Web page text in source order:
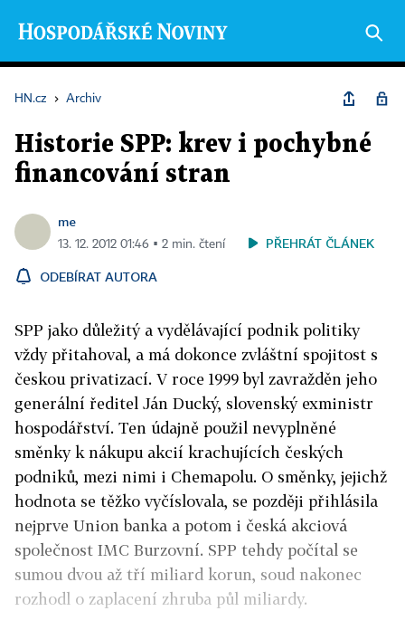
HN.cz › Archiv
Historie SPP: krev i pochybné
financování stran
me
13. 12. 2012 01:46 ▪ 2 min. čtení PŘEHRÁT ČLÁNEK
ODEBÍRAT AUTORA
SPP jako důležitý a vydělávající podnik politiky
vždy přitahoval, a má dokonce zvláštní spojitost s
českou privatizací. V roce 1999 byl zavražděn jeho
generální ředitel Ján Ducký, slovenský exministr
hospodářství. Ten údajně použil nevyplněné
směnky k nákupu akcií krachujících českých
podniků, mezi nimi i Chemapolu. O směnky, jejichž
hodnota se těžko vyčíslovala, se později přihlásila
nejprve Union banka a potom i česká akciová
společnost IMC Burzovní. SPP tehdy počítal se
sumou dvou až tří miliard korun, soud nakonec
rozhodl o zaplacení zhruba půl miliardy.